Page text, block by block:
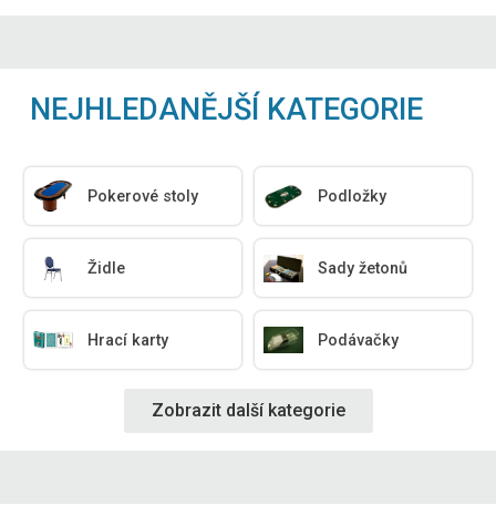
NEJHLEDANĚJŠÍ KATEGORIE
Pokerové stoly Podložky
Židle Sady žetonů
Hrací karty Podávačky
Zobrazit další kategorie